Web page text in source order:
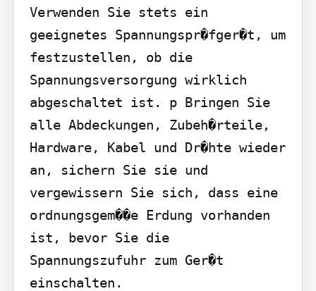
Verwenden Sie stets ein
geeignetes Spannungspr�fger�t, um
festzustellen, ob die
Spannungsversorgung wirklich
abgeschaltet ist. p Bringen Sie
alle Abdeckungen, Zubeh�rteile,
Hardware, Kabel und Dr�hte wieder
an, sichern Sie sie und
vergewissern Sie sich, dass eine
ordnungsgem��e Erdung vorhanden
ist, bevor Sie die
Spannungszufuhr zum Ger�t
einschalten.